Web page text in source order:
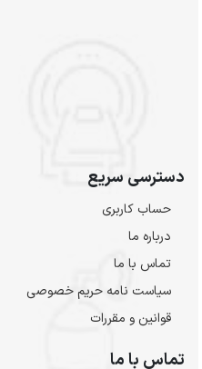
دسترسی سریع
حساب کاربری
درباره ما
تماس با ما
سیاست نامه حریم خصوصی
قوانین و مقررات
تماس با ما